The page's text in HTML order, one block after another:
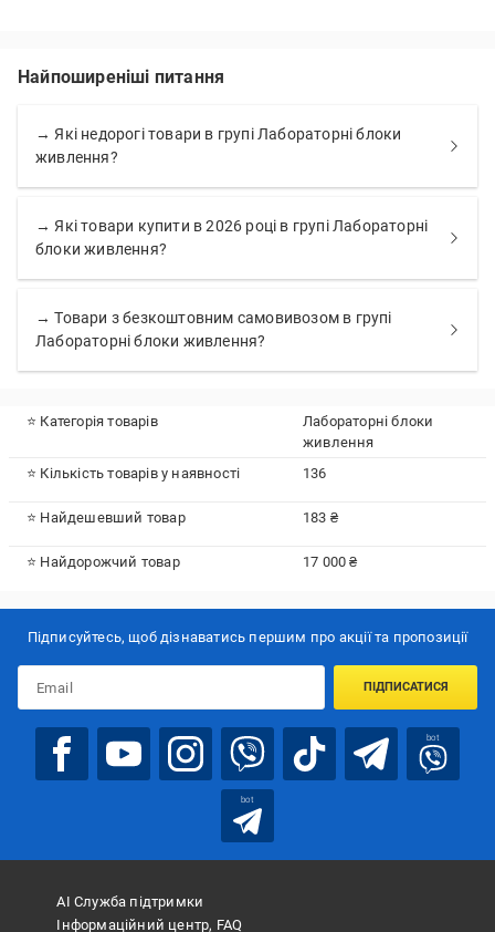
Найпоширеніші питання
→ Які недорогі товари в групі Лабораторні блоки
живлення?
→ Які товари купити в 2026 році в групі Лабораторні
блоки живлення?
→ Товари з безкоштовним самовивозом в групі
Лабораторні блоки живлення?
⭐ Категорія товарів
Лабораторні блоки
живлення
⭐ Кількість товарів у наявності
136
⭐ Найдешевший товар 183 ₴
⭐ Найдорожчий товар 17 000 ₴
Підписуйтесь, щоб дізнаватись першим про акції та пропозиції
ПІДПИСАТИСЯ
bot
bot
АІ Служба підтримки
Інформаційний центр, FAQ